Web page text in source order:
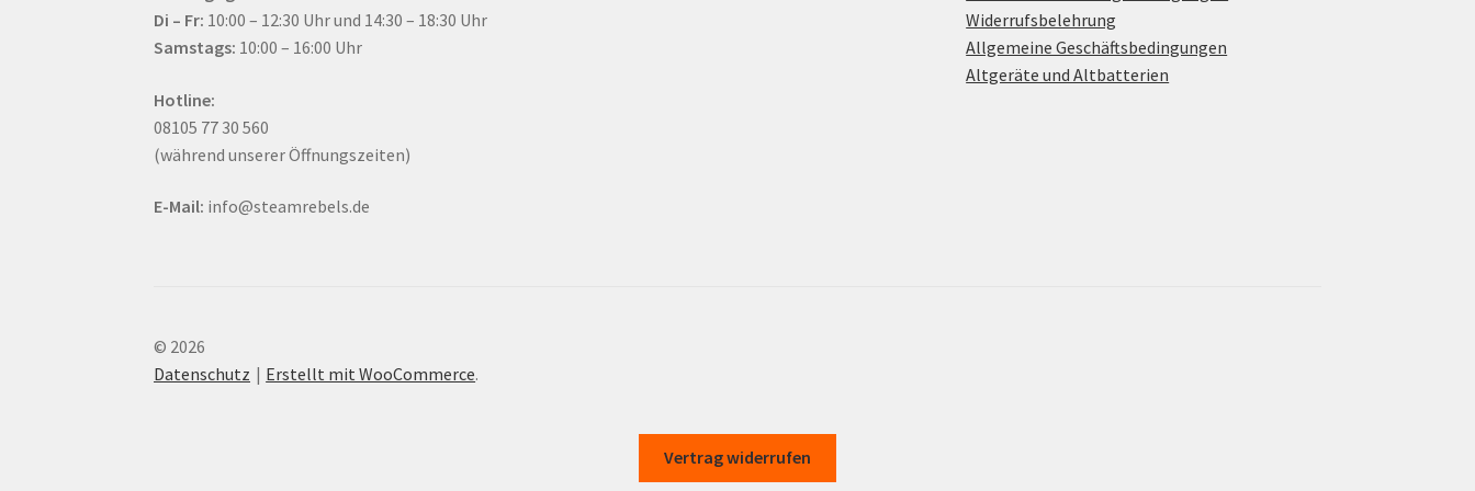
Di – Fr: 10:00 – 12:30 Uhr und 14:30 – 18:30 Uhr
Samstags: 10:00 – 16:00 Uhr
Hotline:
08105 77 30 560
(während unserer Öffnungszeiten)
E-Mail: info@steamrebels.de
Widerrufsbelehrung
Allgemeine Geschäftsbedingungen
Altgeräte und Altbatterien
© 2026
Datenschutz
Erstellt mit WooCommerce.
Vertrag widerrufen